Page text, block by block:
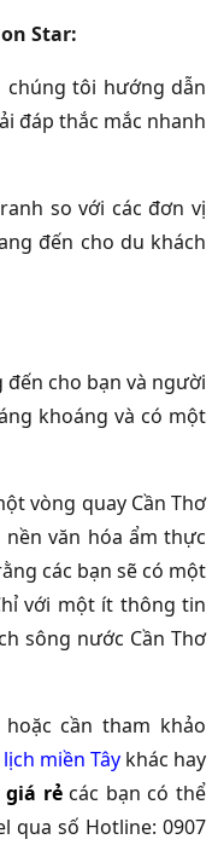
Star:
chúng tôi hướng dẫn
đáp thắc mắc nhanh
so với các đơn vị
đến cho du khách
đến cho bạn và người
khoáng và có một
vòng quay Cần Thơ
văn hóa ẩm thực
các bạn sẽ có một
với một ít thông tin
sông nước Cần Thơ
cần tham khảo
miền Tây khác hay
giá rẻ các bạn có thể
qua số Hotline: 0907